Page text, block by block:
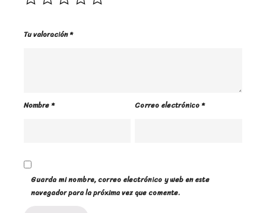
Tu valoración*
Nombre* Correo electrónico*
Guarda mi nombre, correo electrónico y web en este
navegador para la próxima vez que comente.